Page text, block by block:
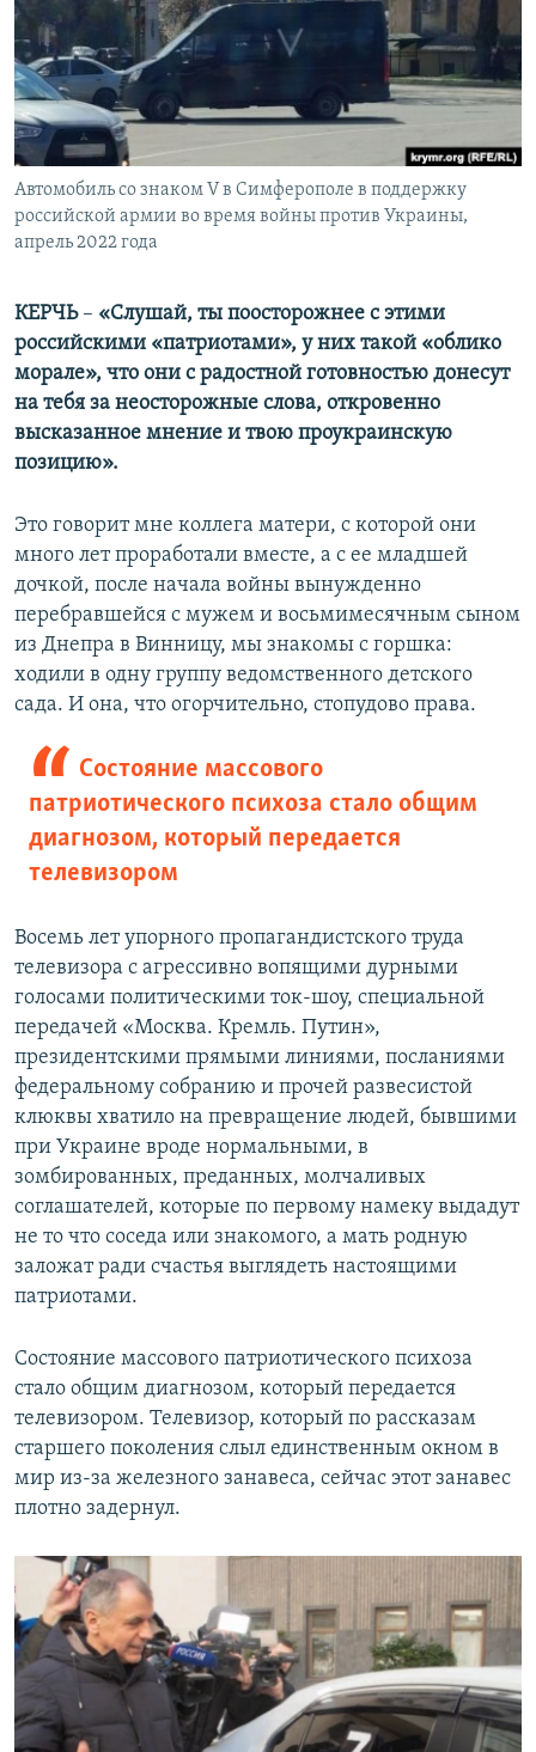
ПОБЕДИТЕЛЕЙ НЕ СУДЯТ?
КРЫМ.НЕПОКОРЕННЫЙ
ELIFBE
УКРАИНСКАЯ ПРОБЛЕМА КРЫМА
ПРИСОЕДИНЯЙТЕСЬ!
Все сайты RFE/RL
Автомобиль со знаком V в Симферополе в поддержку
российской армии во время войны против Украины,
апрель 2022 года
КЕРЧЬ– «Слушай, ты поосторожнее с этими
российскими «патриотами», у них такой «облико
морале», что они с радостной готовностью донесут
на тебя за неосторожные слова, откровенно
высказанное мнение и твою проукраинскую
позицию».
Это говорит мне коллега матери, с которой они
много лет проработали вместе, а с ее младшей
дочкой, после начала войны вынужденно
перебравшейся с мужем и восьмимесячным сыном
из Днепра в Винницу, мы знакомы с горшка:
ходили в одну группу ведомственного детского
сада. И она, что огорчительно, стопудово права.
Состояние массового
патриотического психоза стало общим
диагнозом, который передается
телевизором
Восемь лет упорного пропагандистского труда
телевизора с агрессивно вопящими дурными
голосами политическими ток-шоу, специальной
передачей «Москва. Кремль. Путин»,
президентскими прямыми линиями, посланиями
федеральному собранию и прочей развесистой
клюквы хватило на превращение людей, бывшими
при Украине вроде нормальными, в
зомбированных, преданных, молчаливых
соглашателей, которые по первому намеку выдадут
не то что соседа или знакомого, а мать родную
заложат ради счастья выглядеть настоящими
патриотами.
Состояние массового патриотического психоза
стало общим диагнозом, который передается
телевизором. Телевизор, который по рассказам
старшего поколения слыл единственным окном в
мир из-за железного занавеса, сейчас этот занавес
плотно задернул.